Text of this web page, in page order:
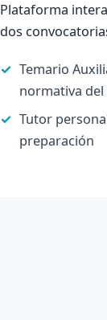
Plataforma
dos
Temario
normativa del
Tutor
preparación